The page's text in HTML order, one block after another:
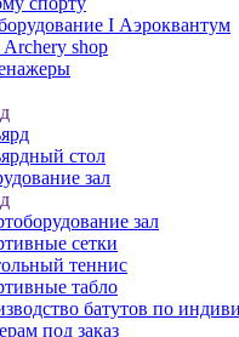
I Аэроквантум
shop
стол
зал
зал
сетки
теннис
табло
батутов по
под заказ